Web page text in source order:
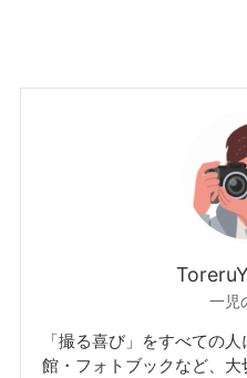
一児
「撮る喜び」をすべての
館・フォトブックなど、